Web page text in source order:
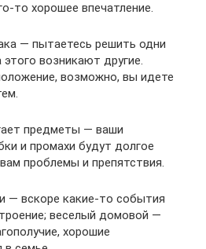
то хорошее впечатление.
— пытаетесь решить одни
возникают другие.
возможно, вы идете
предметы — ваши
и промахи будут долгое
проблемы и препятствия.
— вскоре какие-то события
веселый домовой —
хорошие